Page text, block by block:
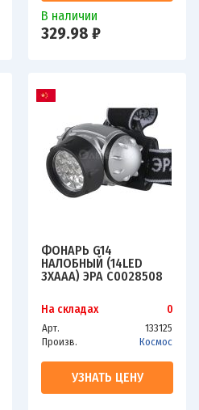
В наличии
329.98 ₽
ФОНАРЬ G14
НАЛОБНЫЙ (14LED
3ХAAA) ЭРА C0028508
На складах 0
Арт.
133125
Произв.
Космос
УЗНАТЬ ЦЕНУ